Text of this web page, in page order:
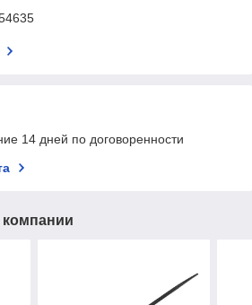
14 дней по договоренности